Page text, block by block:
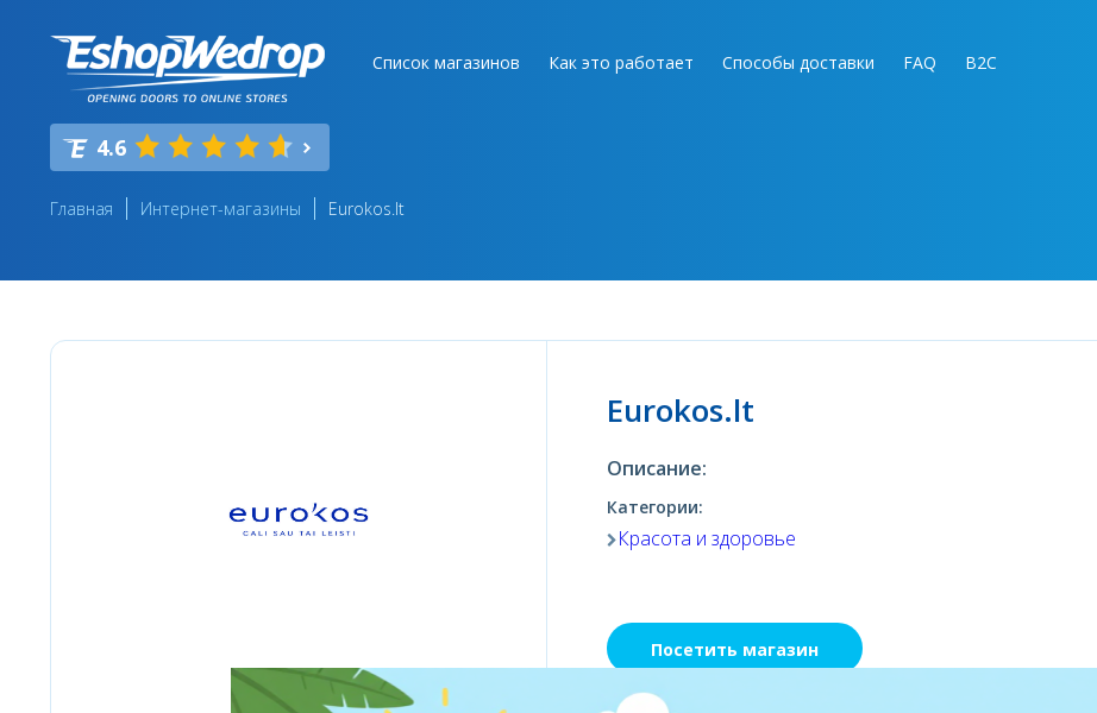
Список магазинов Как это работает Способы доставки FAQ B2C
4.6
Главная Интернет-магазины Eurokos.lt
Eurokos.lt
Описание:
Категории:
Красота и здоровье
Посетить магазин